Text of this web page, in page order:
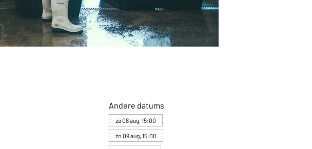
Andere datums
za 08 aug, 15:00
zo 09 aug, 15:00